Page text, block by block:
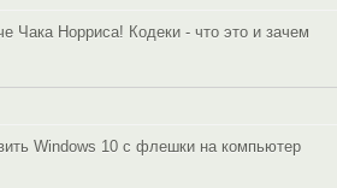
Чака Норриса! Кодеки - что это и зачем
Windows 10 с флешки на компьютер